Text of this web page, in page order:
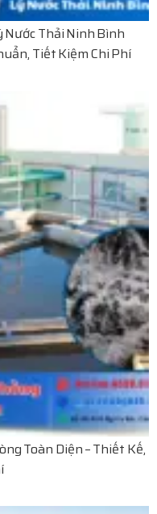
Nước Thải Ninh Bình
Tiết Kiệm Chi Phí
Toàn Diện – Thiết Kế,